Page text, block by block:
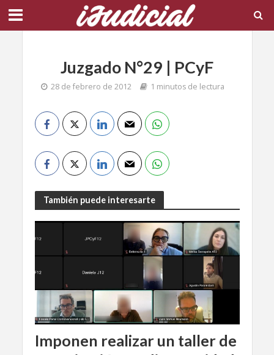
Juzgado N°29 | PCyF
28 de febrero de 2012 1 minutos de lectura
También puede interesarte
Imponen realizar un taller de